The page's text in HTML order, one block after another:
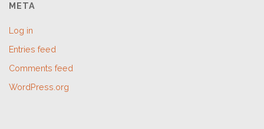
META
Log in
Entries feed
Comments feed
WordPress.org